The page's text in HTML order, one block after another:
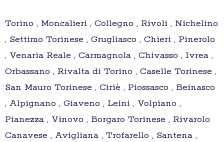
Torino , Moncalieri , Collegno , Rivoli , Nichelino
, Settimo Torinese , Grugliasco , Chieri , Pinerolo
, Venaria Reale , Carmagnola , Chivasso , Ivrea ,
Orbassano , Rivalta di Torino , Caselle Torinese ,
San Mauro Torinese , Ciriè , Piossasco , Beinasco
, Alpignano , Giaveno , Leini , Volpiano ,
Pianezza , Vinovo , Borgaro Torinese , Rivarolo
Canavese , Avigliana , Trofarello , Santena ,